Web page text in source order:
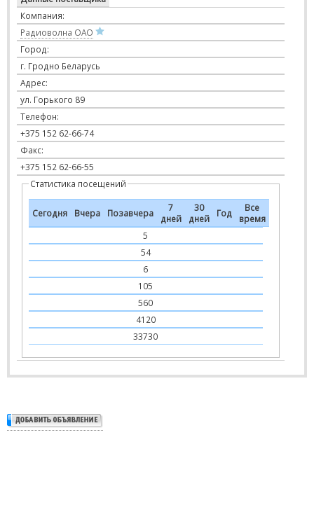
Компания:
Радиоволна ОАО
Город:
г. Гродно Беларусь
Адрес:
ул. Горького 89
Телефон:
+375 152 62-66-74
Факс:
+375 152 62-66-55
Статистика посещений
Сегодня Вчера Позавчера
7
дней
30
дней
Год
Все
время
5
54
6
105
560
4120
33730